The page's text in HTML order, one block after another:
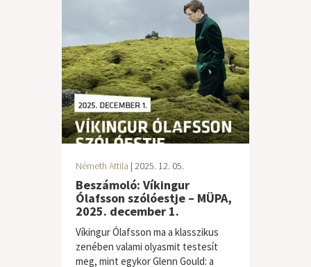
Németh Attila | 2025. 12. 05.
Beszámoló: Víkingur
Ólafsson szólóestje – MÜPA,
2025. december 1.
Víkingur Ólafsson ma a klasszikus
zenében valami olyasmit testesít
meg, mint egykor Glenn Gould: a